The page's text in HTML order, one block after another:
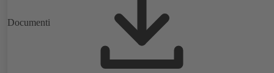
Documenti